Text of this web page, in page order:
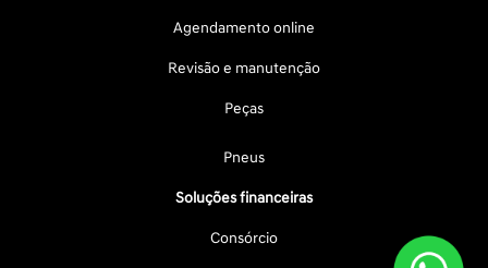
Agendamento online
Revisão e manutenção
Peças
Pneus
Soluções financeiras
Consórcio